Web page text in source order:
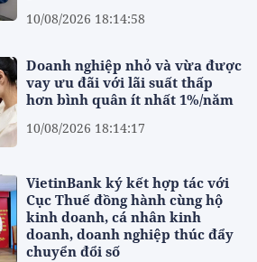
10/08/2026 18:14:58
Doanh nghiệp nhỏ và vừa được
vay ưu đãi với lãi suất thấp
hơn bình quân ít nhất 1%/năm
10/08/2026 18:14:17
VietinBank ký kết hợp tác với
Cục Thuế đồng hành cùng hộ
kinh doanh, cá nhân kinh
doanh, doanh nghiệp thúc đẩy
chuyển đổi số